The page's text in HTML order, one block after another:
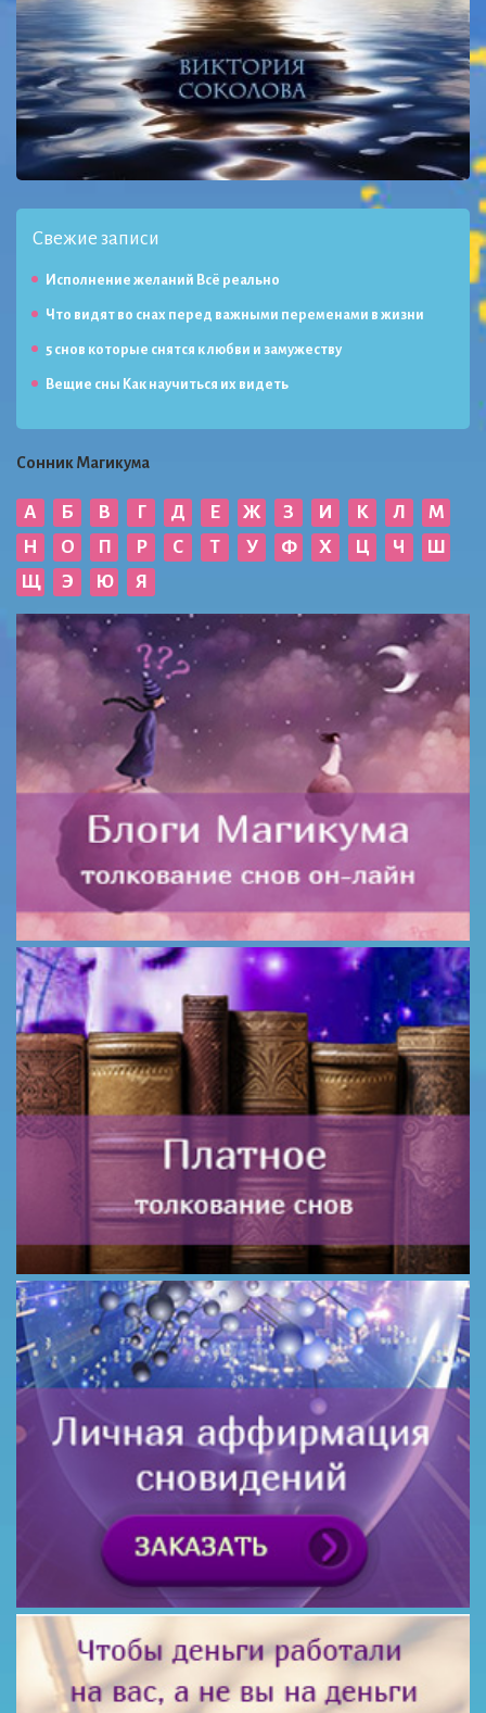
Свежие записи
Исполнение желаний Всё реально
Что видят во снах перед важными переменами в жизни
5 снов которые снятся к любви и замужеству
Вещие сны Как научиться их видеть
Сонник Магикума
А Б В Г Д Е Ж З И К Л
М
Н
О П Р С Т У Ф Х Ц Ч
Ш
Щ
Э Ю Я